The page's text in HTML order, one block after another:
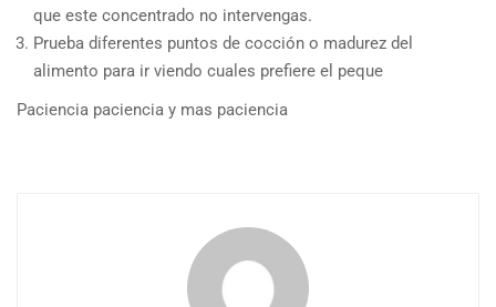
que este concentrado no intervengas.
Prueba diferentes puntos de cocción o madurez del
alimento para ir viendo cuales prefiere el peque
Paciencia paciencia y mas paciencia